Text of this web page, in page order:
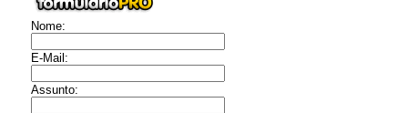
Nome:
E-Mail:
Assunto: